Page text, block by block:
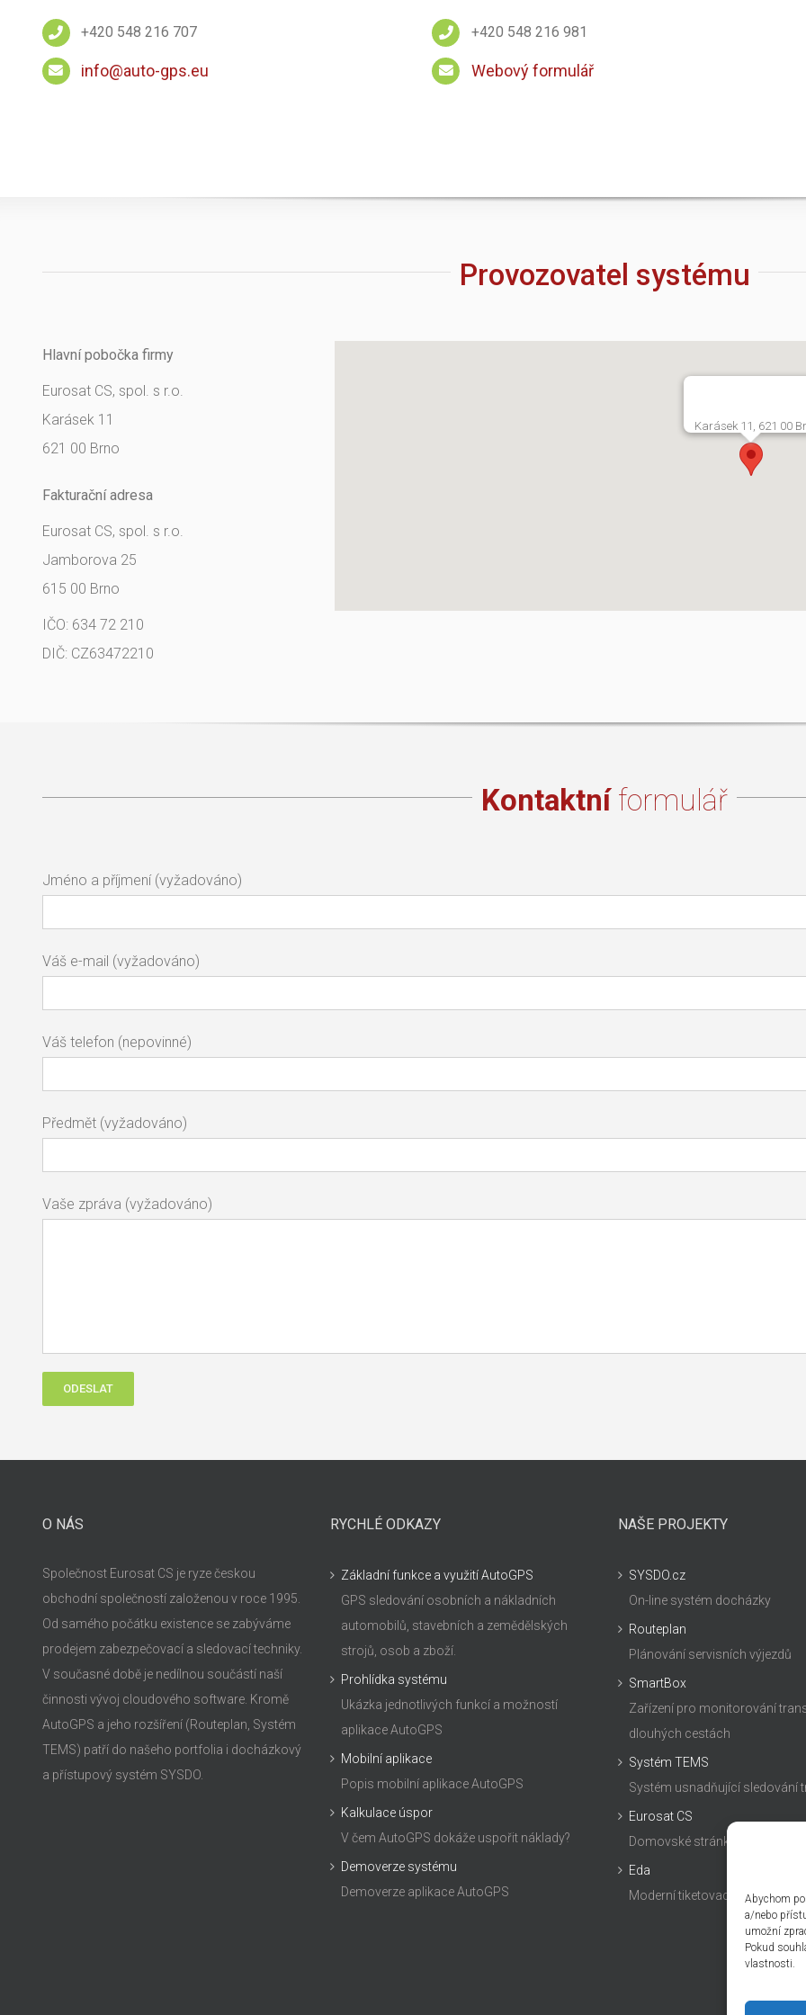
Abychom
a/nebo
umožní
Pokud
vlastnosti.
+420 548 216 707
info@auto-gps.eu
+420 548 216 981
Webový formulář
Provozovatel systému
Hlavní pobočka firmy
Eurosat CS, spol. s r.o.
Karásek 11
621 00 Brno
Fakturační adresa
Eurosat CS, spol. s r.o.
Jamborova 25
615 00 Brno
IČO: 634 72 210
DIČ: CZ63472210
Karásek 11, 621 00
Kontaktní formulář
Jméno a příjmení (vyžadováno)
Váš e-mail (vyžadováno)
Váš telefon (nepovinné)
Předmět (vyžadováno)
Vaše zpráva (vyžadováno)
O NÁS
Společnost Eurosat CS je ryze českou
obchodní společností založenou v roce 1995.
Od samého počátku existence se zabýváme
prodejem zabezpečovací a sledovací techniky.
V současné době je nedílnou součástí naší
činnosti vývoj cloudového software. Kromě
AutoGPS a jeho rozšíření (Routeplan, Systém
TEMS) patří do našeho portfolia i docházkový
a přístupový systém SYSDO.
RYCHLÉ ODKAZY
Základní funkce a využití AutoGPS
GPS sledování osobních a nákladních
automobilů, stavebních a zemědělských
strojů, osob a zboží.
Prohlídka systému
Ukázka jednotlivých funkcí a možností
aplikace AutoGPS
Mobilní aplikace
Popis mobilní aplikace AutoGPS
Kalkulace úspor
V čem AutoGPS dokáže uspořit náklady?
Demoverze systému
Demoverze aplikace AutoGPS
NAŠE PROJEKTY
SYSDO.cz
On-line systém docházky
Routeplan
Plánování servisních výjezdů
SmartBox
Zařízení pro monitorování
dlouhých cestách
Systém TEMS
Systém usnadňující sledování
Eurosat CS
Domovské stránky naší
Eda
Moderní tiketovací systém